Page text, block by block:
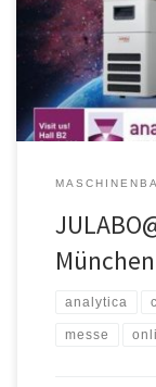
neuen MAGIO als
zum ersten Mal
und Forschung
München
analytica
messe